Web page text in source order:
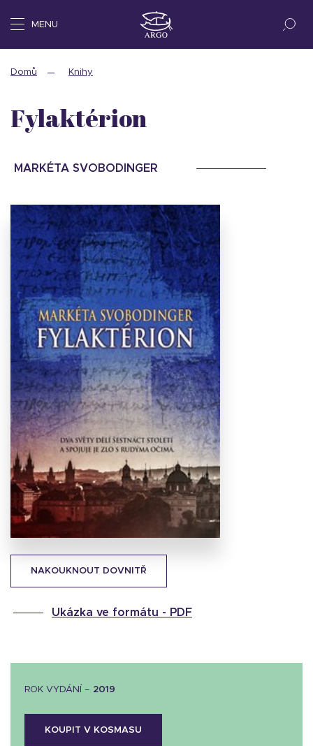
MENU
Domů Knihy
NAKOUKNOUT DOVNITŘ
Ukázka ve formátu - PDF
Fylaktérion
MARKÉTA SVOBODINGER
ROK VYDÁNÍ – 2019
KOUPIT V KOSMASU